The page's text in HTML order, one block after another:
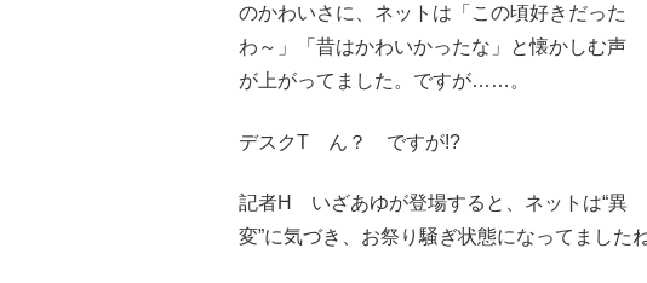
のかわいさに、ネットは「この頃好きだった
わ～」「昔はかわいかったな」と懐かしむ声
が上がってました。ですが……。
デスクT ん？ ですが!?
記者H いざあゆが登場すると、ネットは“異
変”に気づき、お祭り騒ぎ状態になってましたね